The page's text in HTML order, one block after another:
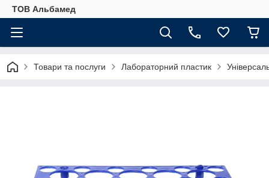
ТОВ Альбамед
Товари та послуги Лабораторний пластик